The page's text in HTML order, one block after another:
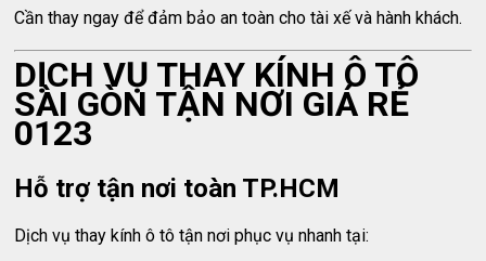
Cần thay ngay để đảm bảo an toàn cho tài xế và hành khách.
DỊCH VỤ THAY KÍNH Ô TÔ
SÀI GÒN TẬN NƠI GIÁ RẺ
0123
Hỗ trợ tận nơi toàn TP.HCM
Dịch vụ thay kính ô tô tận nơi phục vụ nhanh tại: